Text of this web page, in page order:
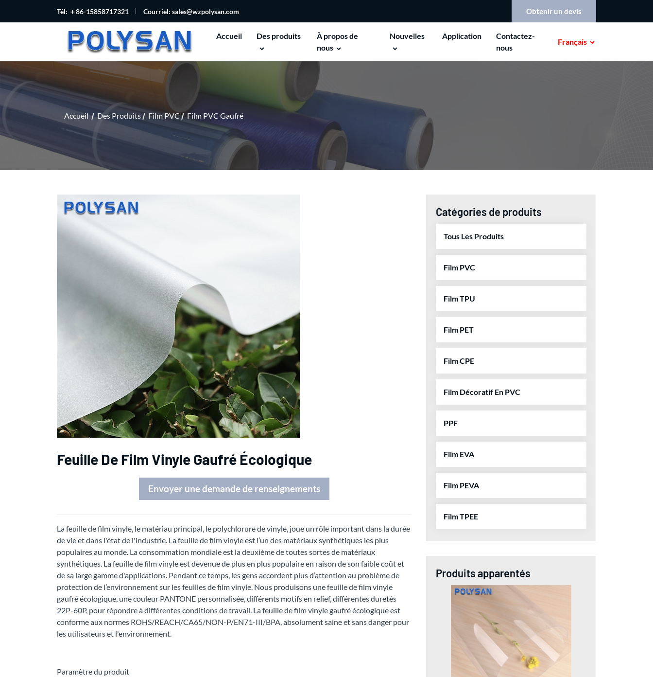
Tél: ＋86-15858717321 Courriel: sales@wzpolysan.com Obtenir un devis
Accueil Des produits
À propos de
nous
Nouvelles Application
Contactez-
nous
Français
Accueil Des Produits Film PVC Film PVC Gaufré
Feuille De Film Vinyle Gaufré Écologique
Envoyer une demande de renseignements
La feuille de film vinyle, le matériau principal, le polychlorure de vinyle, joue un rôle important dans la durée
de vie et dans l'état de l'industrie. La feuille de film vinyle est l’un des matériaux synthétiques les plus
populaires au monde. La consommation mondiale est la deuxième de toutes sortes de matériaux
synthétiques. La feuille de film vinyle est devenue de plus en plus populaire en raison de son faible coût et
de sa large gamme d'applications. Pendant ce temps, les gens accordent plus d’attention au problème de
protection de l’environnement sur les feuilles de film vinyle. Nous produisons une feuille de film vinyle
gaufré écologique, une couleur PANTONE personnalisée, différents motifs en relief, différentes duretés
22P-60P, pour répondre à différentes conditions de travail. La feuille de film vinyle gaufré écologique est
conforme aux normes ROHS/REACH/CA65/NON-P/EN71-III/BPA, absolument saine et sans danger pour
les utilisateurs et l'environnement.
Paramètre du produit
Catégories de produits
Tous Les Produits
Film PVC
Film TPU
Film PET
Film CPE
Film Décoratif En PVC
PPF
Film EVA
Film PEVA
Film TPEE
Produits apparentés